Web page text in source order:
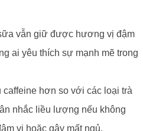
vẫn giữ được hương vị đậm
ai yêu thích sự mạnh mẽ trong
caffeine hơn so với các loại trà
nhắc liều lượng nếu không
vị hoặc gây mất ngủ.